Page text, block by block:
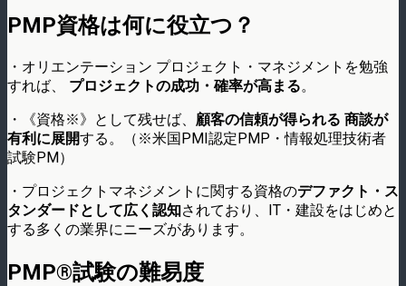
PMP資格は何に役立つ？
・オリエンテーション プロジェクト・マネジメントを勉強
すれば、 プロジェクトの成功・確率が高まる。
・《資格※》として残せば、 顧客の信頼が得られる 商談が
有利に展開する。（※米国PMI認定PMP・情報処理技術者
試験PM）
・プロジェクトマネジメントに関する資格のデファクト・ス
タンダードとして広く認知されており、IT・建設をはじめと
する多くの業界にニーズがあります。
PMP®試験の難易度